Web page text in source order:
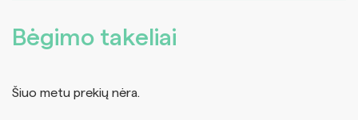
Bėgimo takeliai
Šiuo metu prekių nėra.